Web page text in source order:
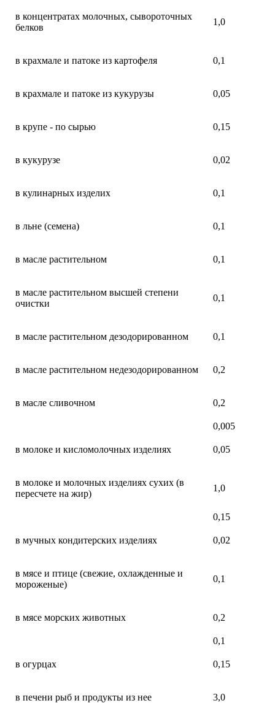
в концентратах молочных, сывороточных
белков
1,0
в крахмале и патоке из картофеля 0,1
в крахмале и патоке из кукурузы 0,05
в крупе - по сырью 0,15
в кукурузе 0,02
в кулинарных изделих 0,1
в льне (семена) 0,1
в масле растительном 0,1
в масле растительном высшей степени
очистки
0,1
в масле растительном дезодорированном 0,1
в масле растительном недезодорированном 0,2
в масле сливочном 0,2
0,005
в молоке и кисломолочных изделиях 0,05
в молоке и молочных изделиях сухих (в
пересчете на жир)
1,0
0,15
в мучных кондитерских изделиях 0,02
в мясе и птице (свежие, охлажденные и
мороженые)
0,1
в мясе морских животных 0,2
0,1
в огурцах 0,15
в печени рыб и продукты из нее 3,0